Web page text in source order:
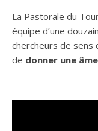
La Pastorale du
équipe d’une
chercheurs de sens
de donner une